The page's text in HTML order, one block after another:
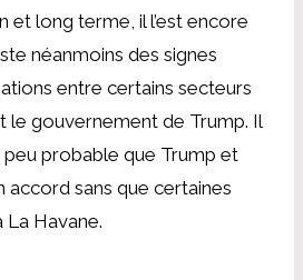
et long terme, il l’est encore
néanmoins des signes
entre certains secteurs
le gouvernement de Trump. Il
probable que Trump et
accord sans que certaines
Havane.